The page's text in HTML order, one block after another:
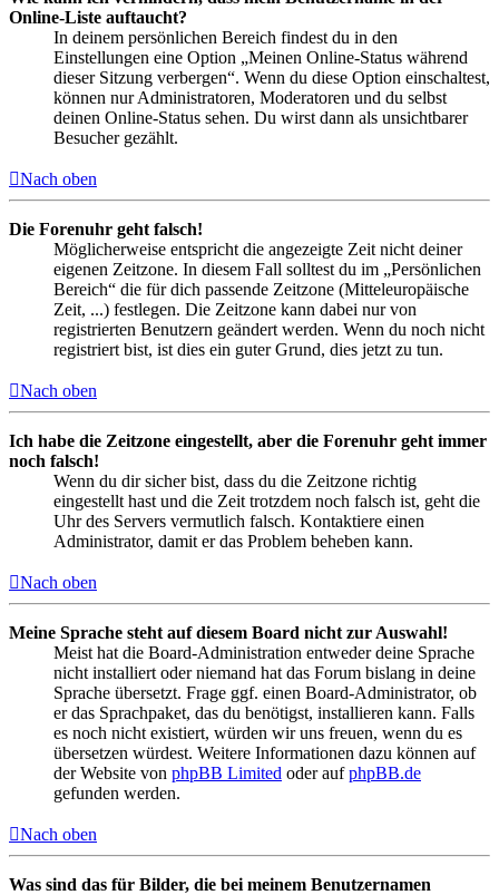
Online-Liste auftaucht?
In deinem persönlichen Bereich findest du in den
Einstellungen eine Option „Meinen Online-Status während
dieser Sitzung verbergen“. Wenn du diese Option einschaltest,
können nur Administratoren, Moderatoren und du selbst
deinen Online-Status sehen. Du wirst dann als unsichtbarer
Besucher gezählt.
Nach oben
Die Forenuhr geht falsch!
Möglicherweise entspricht die angezeigte Zeit nicht deiner
eigenen Zeitzone. In diesem Fall solltest du im „Persönlichen
Bereich“ die für dich passende Zeitzone (Mitteleuropäische
Zeit, ...) festlegen. Die Zeitzone kann dabei nur von
registrierten Benutzern geändert werden. Wenn du noch nicht
registriert bist, ist dies ein guter Grund, dies jetzt zu tun.
Nach oben
Ich habe die Zeitzone eingestellt, aber die Forenuhr geht immer
noch falsch!
Wenn du dir sicher bist, dass du die Zeitzone richtig
eingestellt hast und die Zeit trotzdem noch falsch ist, geht die
Uhr des Servers vermutlich falsch. Kontaktiere einen
Administrator, damit er das Problem beheben kann.
Nach oben
Meine Sprache steht auf diesem Board nicht zur Auswahl!
Meist hat die Board-Administration entweder deine Sprache
nicht installiert oder niemand hat das Forum bislang in deine
Sprache übersetzt. Frage ggf. einen Board-Administrator, ob
er das Sprachpaket, das du benötigst, installieren kann. Falls
es noch nicht existiert, würden wir uns freuen, wenn du es
übersetzen würdest. Weitere Informationen dazu können auf
der Website von phpBB Limited oder aufphpBB.de
gefunden werden.
Nach oben
Was sind das für Bilder, die bei meinem Benutzernamen